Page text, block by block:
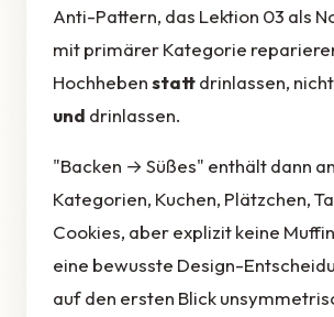
Anti-Pattern, das Lektion 03 als
mit primärer Kategorie
Hochhebenstattdrinlassen,
und drinlassen.
"Backen → Süßes" enthält dann
Kategorien, Kuchen, Plätzchen,
Cookies, aber explizit keine
eine bewusste Design-
auf den ersten Blick